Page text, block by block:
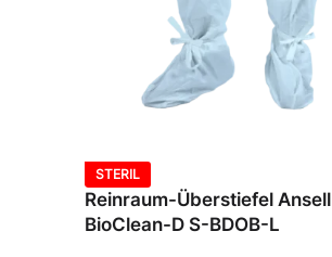
STERIL
Reinraum-Überstiefel Ansell
BioClean-D S-BDOB-L